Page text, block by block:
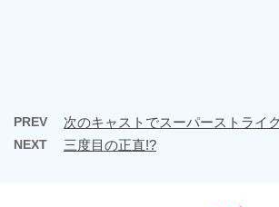
PREV 次のキャストでスーパーストライ
NEXT 三度目の正直!?